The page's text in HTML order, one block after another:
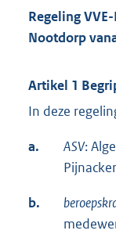
Regeling
Nootdorp
Artikel 1
In deze
a. ASV:
b.